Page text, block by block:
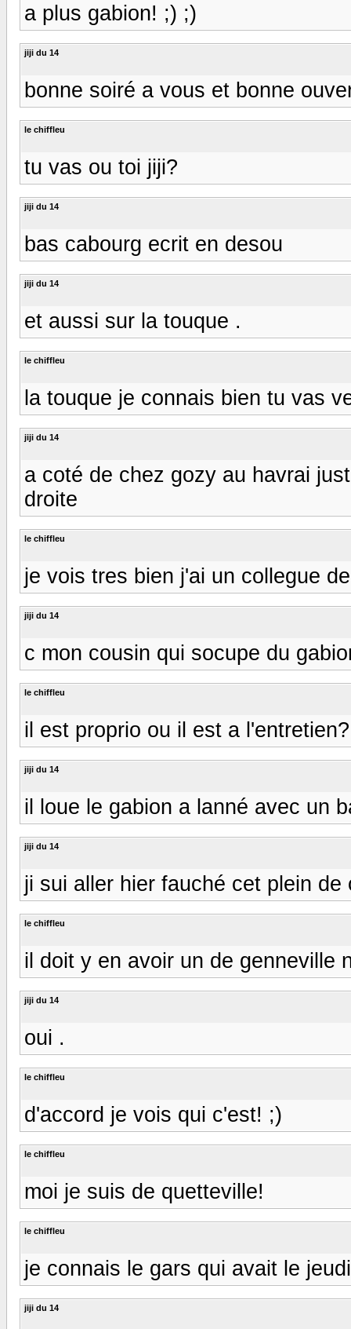
a plus gabion! ;) ;)
jiji du 14
bonne soiré a vous et bonne
le chiffleu
tu vas ou toi jiji?
jiji du 14
bas cabourg ecrit en desou
jiji du 14
et aussi sur la touque .
le chiffleu
la touque je connais bien tu vas
jiji du 14
a coté de chez gozy au havrai
droite
le chiffleu
je vois tres bien j'ai un collegue
jiji du 14
c mon cousin qui socupe du
le chiffleu
il est proprio ou il est a l'entretien?
jiji du 14
il loue le gabion a lanné avec un
jiji du 14
ji sui aller hier fauché cet plein de
le chiffleu
il doit y en avoir un de genneville
jiji du 14
oui .
le chiffleu
d'accord je vois qui c'est! ;)
le chiffleu
moi je suis de quetteville!
le chiffleu
je connais le gars qui avait le
jiji du 14